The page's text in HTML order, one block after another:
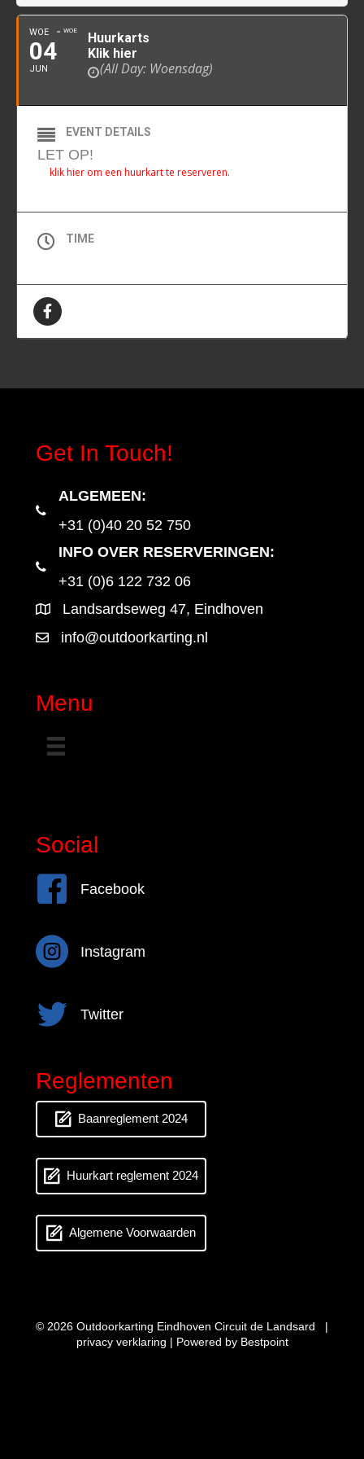
WOE
04
JUN
WOE
Huurkarts
Klik hier
(All Day: Woensdag)
EVENT DETAILS
LET OP!
klik hier om een huurkart te reserveren.
TIME
Get In Touch!
ALGEMEEN:
+31 (0)40 20 52 750
INFO OVER RESERVERINGEN:
+31 (0)6 122 732 06
Landsardseweg 47, Eindhoven
info@outdoorkarting.nl
Menu
Social
FacebookFacebook
InstagramInstagram
Twitter Twitter
Reglementen
Baanreglement 2024
Huurkart reglement 2024
Algemene Voorwaarden
© 2026 Outdoorkarting Eindhoven Circuit de Landsard |
privacy verklaring | Powered by Bestpoint